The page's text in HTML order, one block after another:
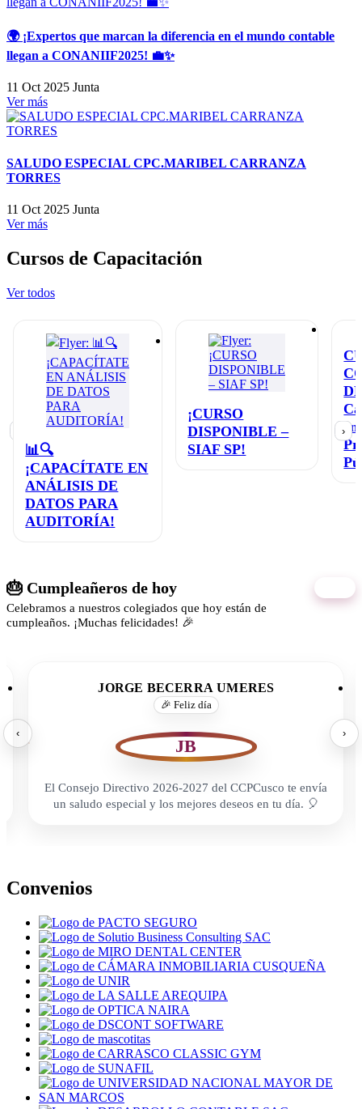
🌍 ¡Expertos que marcan la diferencia en el mundo contable
llegan a CONANIIF2025! 💼✨
11 Oct 2025 Junta
Ver más
SALUDO ESPECIAL CPC.MARIBEL CARRANZA
TORRES
11 Oct 2025 Junta
Ver más
Cursos de Capacitación
Ver todos
📊🔍
¡CAPACÍTATE EN
ANÁLISIS DE
DATOS PARA
AUDITORÍA!
¡CURSO
DISPONIBLE –
SIAF SP!
en
›
🎂 Cumpleañeros de hoy
Celebramos a nuestros colegiados que hoy están de
cumpleaños. ¡Muchas felicidades! 🎉
‹
JORGE BECERRA UMERES
🎉 Feliz día
JB
El Consejo Directivo 2026-2027 del CCPCusco te envía
un saludo especial y los mejores deseos en tu día. 🎈
›
Convenios